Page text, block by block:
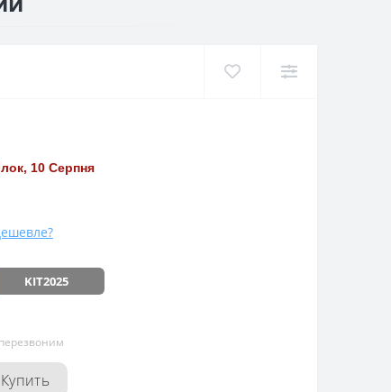
10 Серпня
KIT2025
Купить